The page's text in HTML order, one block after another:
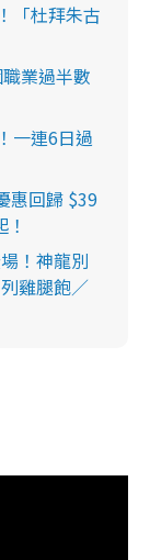
「杜拜朱古
業過半數
一連6日過
惠回歸 $39
！神龍別
雞腿飽／